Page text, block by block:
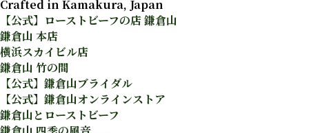
Crafted in Kamakura, Japan
【公式】ローストビーフの店 鎌倉山
鎌倉山 本店
横浜スカイビル店
鎌倉山 竹の間
【公式】鎌倉山ブライダル
【公式】鎌倉山オンラインストア
鎌倉山とローストビーフ